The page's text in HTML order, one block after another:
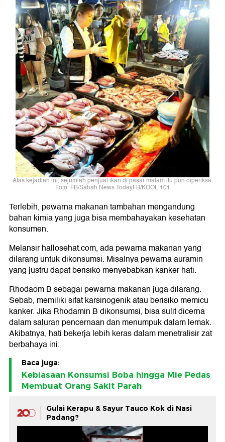
Atas kejadian ini, sejumlah penjual ikan di pasar malam itu pun diperiksa.
Foto: FB/Sabah News TodayFB/KOOL 101
Terlebih, pewarna makanan tambahan mengandung
bahan kimia yang juga bisa membahayakan kesehatan
konsumen.
Melansir hallosehat.com, ada pewarna makanan yang
dilarang untuk dikonsumsi. Misalnya pewarna auramin
yang justru dapat berisiko menyebabkan kanker hati.
Rhodaom B sebagai pewarna makanan juga dilarang.
Sebab, memiliki sifat karsinogenik atau berisiko memicu
kanker. Jika Rhodamin B dikonsumsi, bisa sulit dicerna
dalam saluran pencernaan dan menumpuk dalam lemak.
Akibatnya, hati bekerja lebih keras dalam menetralisir zat
berbahaya ini.
Baca juga:
Kebiasaan Konsumsi Boba hingga Mie Pedas
Membuat Orang Sakit Parah
Gulai Kerapu & Sayur Tauco Kok di Nasi
Padang?